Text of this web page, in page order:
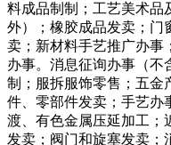
料成品制制；工艺美术品
外）；橡胶成品发卖；门
卖；新材料手艺推广办事
办事。消息征询办事（不
制；服拆服饰零售；五金
件、零部件发卖；手艺办
渡、有色金属压延加工；
发卖；阀门和旋塞发卖；